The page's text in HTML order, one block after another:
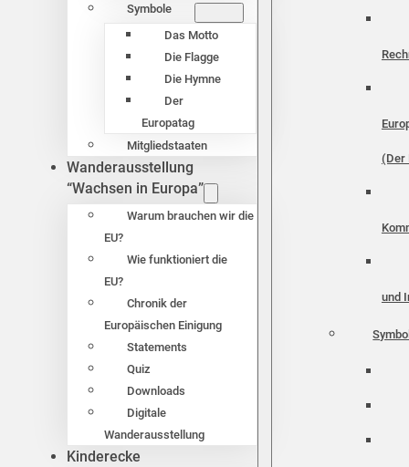
Symbole
Das Motto
Die Flagge
Die Hymne
Der
Europatag
Mitgliedstaaten
Wanderausstellung
“Wachsen in Europa”
Warum brauchen wir die
EU?
Wie funktioniert die
EU?
Chronik der
Europäischen Einigung
Statements
Quiz
Downloads
Digitale
Wanderausstellung
Kinderecke
(Der
und